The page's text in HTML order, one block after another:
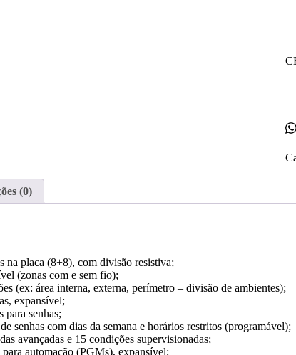
(0)
na placa (8+8), com divisão resistiva;
(zonas com e sem fio);
(ex: área interna, externa, perímetro – divisão de ambientes);
expansível;
para senhas;
senhas com dias da semana e horários restritos (programável);
avançadas e 15 condições supervisionadas;
para automação (PGMs), expansível;